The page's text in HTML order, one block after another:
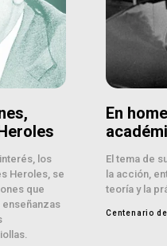
los
Heroles, se
que
enseñanzas
En
El tema de
la acción,
teoría y la
Centenario